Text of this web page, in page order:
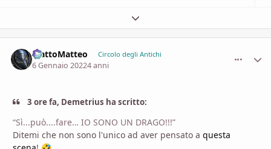
Espandi panoramica del topic
MattoMatteo Circolo degli Antichi
6 Gennaio 20224 anni
3 ore fa, Demetrius ha scritto:
“Sì...può....fare… IO SONO UN DRAGO!!!”
Ditemi che non sono l'unico ad aver pensato a questa